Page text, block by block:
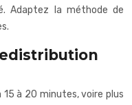
Adaptez la méthode de
15 à 20 minutes, voire plus